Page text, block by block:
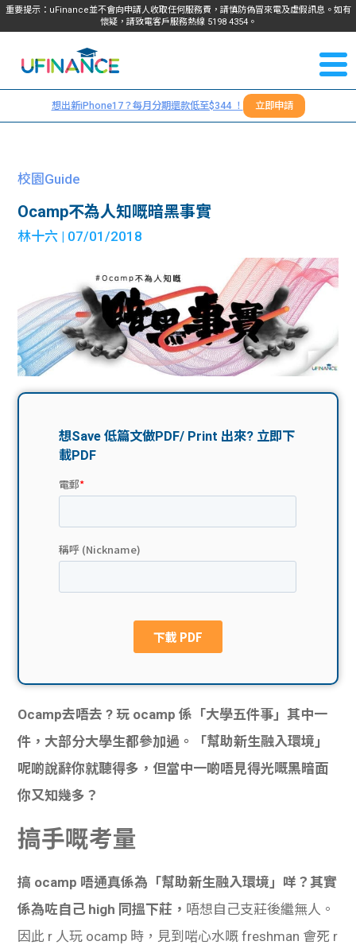
重要提示：uFinance並不會向申請人收取任何服務費，請慎防偽冒來電及虛假訊息。如有
懷疑，請致電客戶服務熱線 5198 4354。
我們
服務
貸款
貸款
計算
學生
大學
費貸
款
貸款
計數
私人
貸款
資訊
Blog
大專
工推
搵工
Gui
Exc
han
ge
Gui
Gui
de
常見
問題
福利
nce
校園
我們
們
＋
想出新iPhone17？每月分期還款低至$344 ！ 立即申請
校園Guide
Ocamp不為人知嘅暗黑事實
林十六 | 07/01/2018
Ocamp去唔去 ? 玩 ocamp 係「大學五件事」其中一
件，大部分大學生都參加過。「幫助新生融入環境」
呢啲說辭你就聽得多，但當中一啲唔見得光嘅黑暗面
你又知幾多？
搞手嘅考量
搞 ocamp 唔通真係為「幫助新生融入環境」咩？其實
係為咗自己 high 同搵下莊， 唔想自己支莊後繼無人。
因此 r 人玩 ocamp 時，見到啱心水嘅 freshman 會死 r